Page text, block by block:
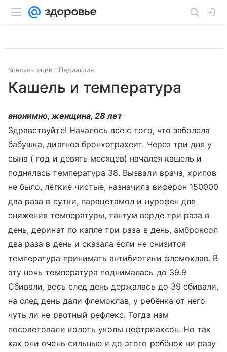
Консультации Педиатрия
Кашель и температура
анонимно, женщина, 28 лет
Здравствуйте! Началось все с того, что заболела
бабушка, диагноз бронхотрахеит. Через три дня у
сына ( год и девять месяцев) начался кашель и
поднялась температура 38. Вызвали врача, хрипов
не было, лёгкие чистые, назначила виферон 150000
два раза в сутки, парацетамол и нурофен для
снижения температуры, тантум верде три раза в
день, деринат по капле три раза в день, амброксол
два раза в день и сказала если не снизится
температура принимать антибиотики флемоклав. В
эту ночь температура поднималась до 39.9
Сбивали, весь след день держалась до 39 сбивали,
на след день дали флемоклав, у ребёнка от него
чуть ли не рвотный рефлекс. Тогда нам
посоветовали колоть уколы цефтриаксон. Но так
как они очень сильные и до этого ребёнок ни разу